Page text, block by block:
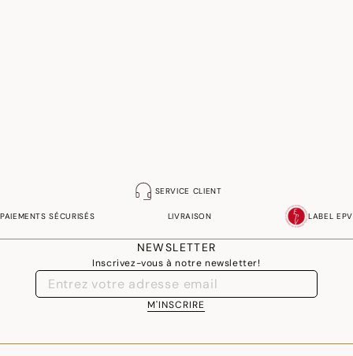
SERVICE CLIENT
PAIEMENTS SÉCURISÉS LIVRAISON LABEL EPV
NEWSLETTER
Inscrivez-vous à notre newsletter!
M'INSCRIRE